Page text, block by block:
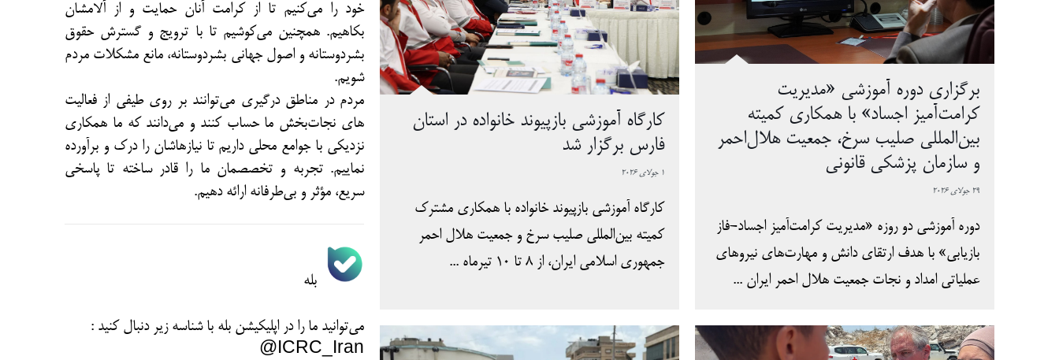
برگزاری دوره آموزشی «مدیریت
کرامت‌آمیز اجساد» با همکاری کمیته
بین‌المللی صلیب سرخ، جمعیت هلال‌احمر
و سازمان پزشکی قانونی
29 جولای 2026
دوره آموزشی دو روزه «مدیریت کرامت‌آمیز اجساد-فاز
بازیابی» با هدف ارتقای دانش و مهارت‌های نیروهای
عملیاتی امداد و نجات جمعیت هلال احمر ایران ...
کارگاه آموزشی بازپیوند خانواده در استان
فارس برگزار شد
1 جولای 2026
کارگاه آموزشی بازپیوند خانواده با همکاری مشترک
کمیته بین‌المللی صلیب سرخ و جمعیت هلال احمر
جمهوری اسلامی ایران، از ۸ تا ۱۰ تیرماه ...
خود را می­‌کنیم تا از کرامت آنان حمایت و از آلام­شان
بکاهیم. همچنین می‌کوشیم تا با ترویج و گسترش حقوق
بشردوستانه و اصول جهانی بشردوستانه، مانع مشکلات مردم
شویم.
مردم در مناطق درگیری می­‌توانند بر روی طیفی از فعالیت­‌
های نجات‌بخش ما حساب کنند و می‌­دانند که ما همکاری
نزدیکی با جوامع محلی داریم تا نیازهاشان را درک و برآورده
نماییم. تجربه و تخصصمان ما را قادر ساخته تا پاسخی
سریع، مؤثر و ‌بی‌طرفانه ارائه دهیم.
بله
می‌توانید ما را در اپلیکیشن بله با شناسه زیردنبال کنید :
ICRC_Iran@